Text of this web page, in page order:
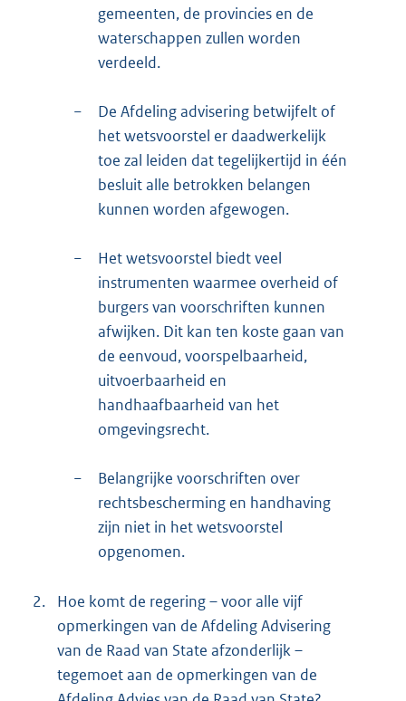
gemeenten, de provincies en de
waterschappen zullen worden
verdeeld.
−
De Afdeling advisering betwijfelt of
het wetsvoorstel er daadwerkelijk
toe zal leiden dat tegelijkertijd in één
besluit alle betrokken belangen
kunnen worden afgewogen.
−
Het wetsvoorstel biedt veel
instrumenten waarmee overheid of
burgers van voorschriften kunnen
afwijken. Dit kan ten koste gaan van
de eenvoud, voorspelbaarheid,
uitvoerbaarheid en
handhaafbaarheid van het
omgevingsrecht.
−
Belangrijke voorschriften over
rechtsbescherming en handhaving
zijn niet in het wetsvoorstel
opgenomen.
2.
Hoe komt de regering – voor alle vijf
opmerkingen van de Afdeling Advisering
van de Raad van State afzonderlijk –
tegemoet aan de opmerkingen van de